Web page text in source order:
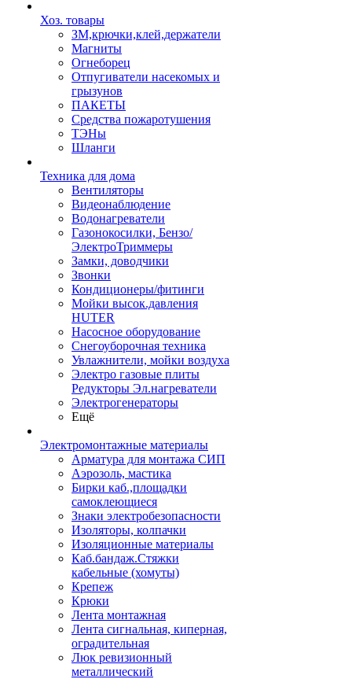
Хоз. товары
ЗМ,крючки,клей,держатели
Магниты
Огнеборец
Отпугиватели насекомых и
грызунов
ПАКЕТЫ
Средства пожаротушения
ТЭНы
Шланги
Техника для дома
Вентиляторы
Видеонаблюдение
Водонагреватели
Газонокосилки, Бензо/
ЭлектроТриммеры
Замки, доводчики
Звонки
Кондиционеры/фитинги
Мойки высок.давления
HUTER
Насосное оборудование
Снегоуборочная техника
Увлажнители, мойки воздуха
Электро газовые плиты
Редукторы Эл.нагреватели
Электрогенераторы
Ещё
Электромонтажные материалы
Арматура для монтажа СИП
Аэрозоль, мастика
Бирки каб.,площадки
самоклеющиеся
Знаки электробезопасности
Изоляторы, колпачки
Изоляционные материалы
Каб.бандаж.Стяжки
кабельные (хомуты)
Крепеж
Крюки
Лента монтажная
Лента сигнальная, киперная,
оградительная
Люк ревизионный
металлический